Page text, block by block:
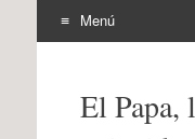
Menú
contenidoEl Papa,